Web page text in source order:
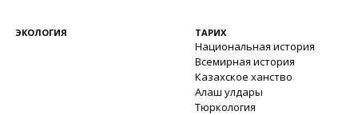
ЭКОЛОГИЯ ТАРИХ
Национальная история
Всемирная история
Казахское ханство
Алаш улдары
Тюркология